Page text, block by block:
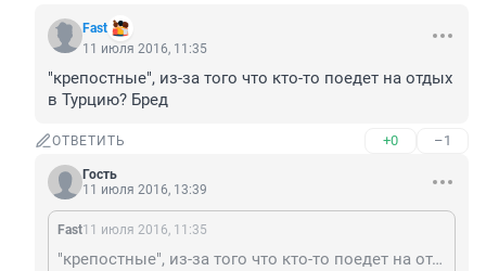
Fast
11 июля 2016, 11:35
"крепостные", из-за того что кто-то поедет на отдых
в Турцию? Бред
ОТВЕТИТЬ +0 –1
Гость
11 июля 2016, 13:39
Fast11 июля 2016, 11:35
"крепостные", из-за того что кто-то поедет на отдых в Турцию? Бред